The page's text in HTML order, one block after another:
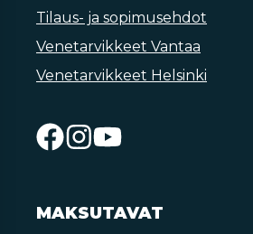
Tilaus- ja sopimusehdot
Venetarvikkeet Vantaa
Venetarvikkeet Helsinki
MAKSUTAVAT